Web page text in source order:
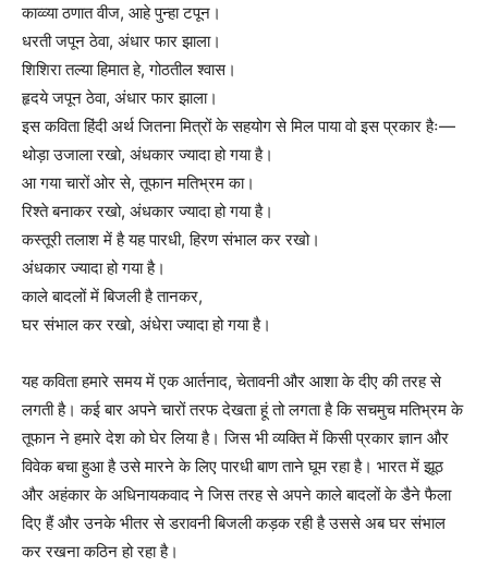
काव्व्या ठणात वीज, आहे पुन्हा टपून।
धरती जपून ठेवा, अंधार फार झाला।
शिशिरा तल्या हिमात हे, गोठतील श्वास।
हृदये जपून ठेवा, अंधार फार झाला।
इस कविता हिंदी अर्थ जितना मित्रों के सहयोग से मिल पाया वो इस प्रकार हैः—
थोड़ा उजाला रखो, अंधकार ज्यादा हो गया है।
आ गया चारों ओर से, तूफान मतिभ्रम का।
रिश्ते बनाकर रखो, अंधकार ज्यादा हो गया है।
कस्तूरी तलाश में है यह पारधी, हिरण संभाल कर रखो।
अंधकार ज्यादा हो गया है।
काले बादलों में बिजली है तानकर,
घर संभाल कर रखो, अंधेरा ज्यादा हो गया है।
यह कविता हमारे समय में एक आर्तनाद, चेतावनी और आशा के दीए की तरह से
लगती है। कई बार अपने चारों तरफ देखता हूं तो लगता है कि सचमुच मतिभ्रम के
तूफान ने हमारे देश को घेर लिया है। जिस भी व्यक्ति में किसी प्रकार ज्ञान और
विवेक बचा हुआ है उसे मारने के लिए पारधी बाण ताने घूम रहा है। भारत में झूठ
और अहंकार के अधिनायकवाद ने जिस तरह से अपने काले बादलों के डैने फैला
दिए हैं और उनके भीतर से डरावनी बिजली कड़क रही है उससे अब घर संभाल
कर रखना कठिन हो रहा है।